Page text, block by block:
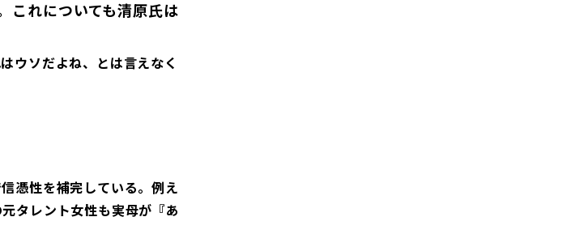
これについても清原氏は
ウソだよね、とは言えなく
憑性を補完している。例え
タレント女性も実母が『あ